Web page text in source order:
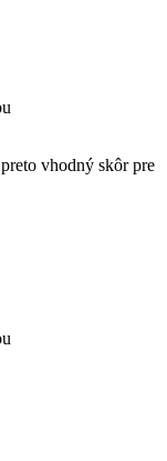
vhodný skôr pre